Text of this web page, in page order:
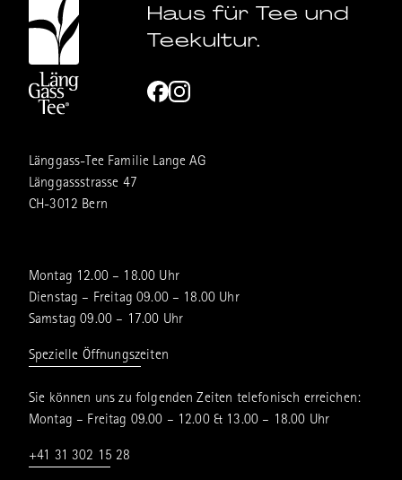
Haus für Tee und
Teekultur.
Länggass-Tee Familie Lange AG
Länggassstrasse 47
CH-3012 Bern
Montag 12.00 – 18.00 Uhr
Dienstag – Freitag 09.00 – 18.00 Uhr
Samstag 09.00 – 17.00 Uhr
Spezielle Öffnungszeiten
Sie können uns zu folgenden Zeiten telefonisch erreichen:
Montag – Freitag 09.00 – 12.00 & 13.00 – 18.00 Uhr
+41 31 302 15 28